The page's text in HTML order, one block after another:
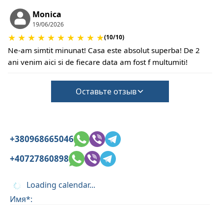
Monica
19/06/2026
★ ★ ★ ★ ★ ★ ★ ★ ★ ★(10/10)
Ne-am simtit minunat! Casa este absolut superba! De 2
ani venim aici si de fiecare data am fost f multumiti!
Оставьте отзыв
+380968665046
+40727860898
Loading calendar...
Имя*: